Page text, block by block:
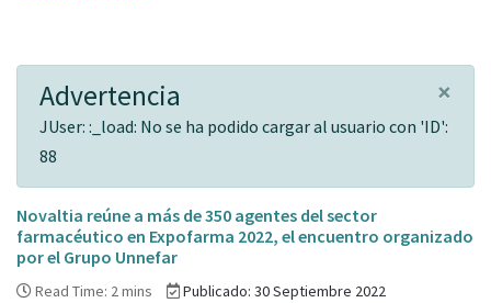
×
Advertencia
JUser: :_load: No se ha podido cargar al usuario con 'ID':
88
Novaltia reúne a más de 350 agentes del sector
farmacéutico en Expofarma 2022, el encuentro organizado
por el Grupo Unnefar
Read Time: 2 mins Publicado: 30 Septiembre 2022